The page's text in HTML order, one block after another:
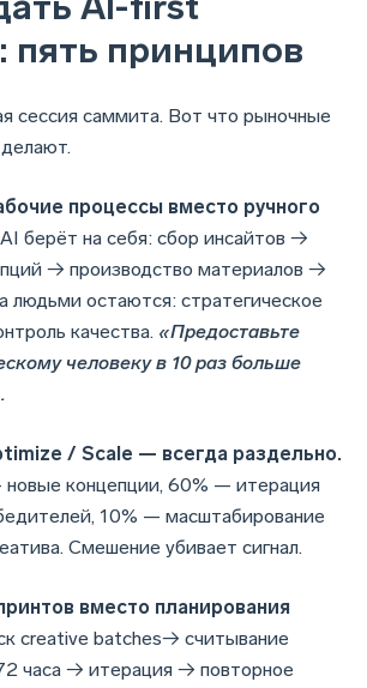
пять принципов
сессия саммита. Вот что рыночные
процессы вместо ручного
AI берёт на себя: сбор инсайтов →
→ производство материалов →
людьми остаются: стратегическое
качества. «Предоставьте
человеку в 10 раз больше
/ Scale — всегда раздельно.
концепции, 60% — итерация
10% — масштабирование
Смешение убивает сигнал.
вместо планирования
сreative batches→ считывание
часа → итерация → повторное